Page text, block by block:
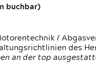
buchbar)
/
des
an der top